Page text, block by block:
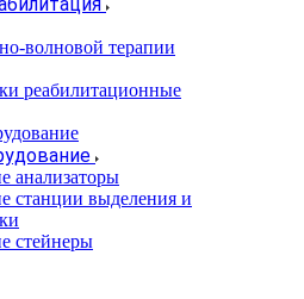
волновой терапии
реабилитационные
анализаторы
станции выделения и
стейнеры